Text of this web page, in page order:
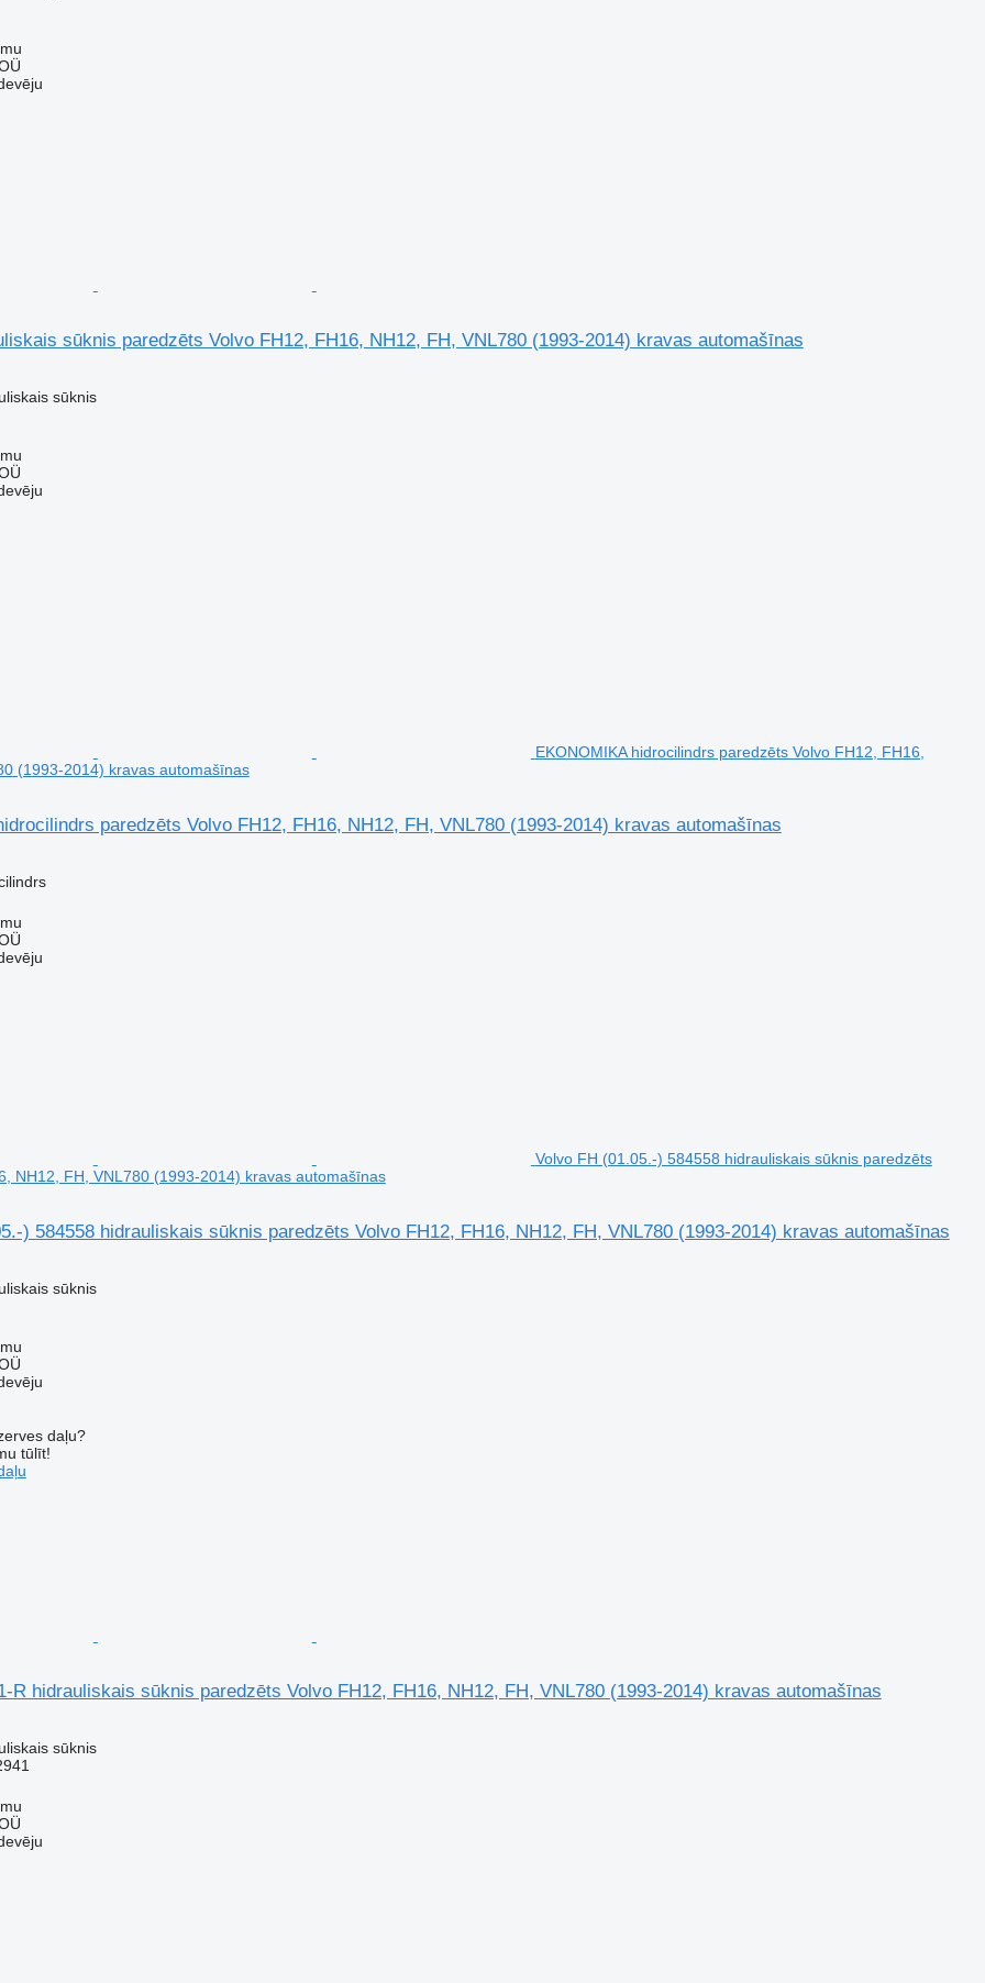
sūknis paredzēts Volvo FH12, FH16, NH12, FH, VNL780 (1993-2014) kravas automašīnas
sūknis
EKONOMIKA hidrocilindrs paredzēts Volvo FH12, FH16,
(1993-2014) kravas automašīnas
paredzēts Volvo FH12, FH16, NH12, FH, VNL780 (1993-2014) kravas automašīnas
Volvo FH (01.05.-) 584558 hidrauliskais sūknis paredzēts
NH12, FH, VNL780 (1993-2014) kravas automašīnas
) 584558 hidrauliskais sūknis paredzēts Volvo FH12, FH16, NH12, FH, VNL780 (1993-2014) kravas automašīnas
sūknis
daļu?
tūlīt!
R hidrauliskais sūknis paredzēts Volvo FH12, FH16, NH12, FH, VNL780 (1993-2014) kravas automašīnas
sūknis